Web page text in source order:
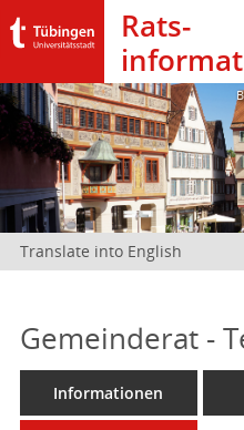
Rats­
Translate into English
Gemeinderat -
Informationen